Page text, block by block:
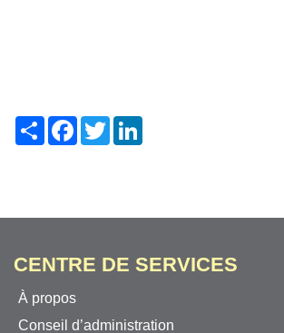
ShareFacebook
Twitter
CENTRE DE SERVICES
À propos
Conseil d’administration